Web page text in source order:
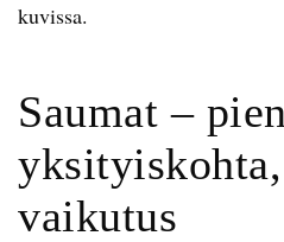
kuvissa.
Saumat –
vaikutus